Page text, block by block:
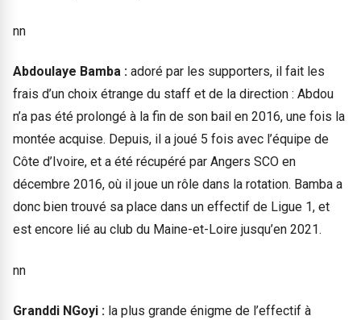
nn
Abdoulaye Bamba : adoré par les supporters, il fait les
frais d’un choix étrange du staff et de la direction : Abdou
n’a pas été prolongé à la fin de son bail en 2016, une fois la
montée acquise. Depuis, il a joué 5 fois avec l’équipe de
Côte d’Ivoire, et a été récupéré par Angers SCO en
décembre 2016, où il joue un rôle dans la rotation. Bamba a
donc bien trouvé sa place dans un effectif de Ligue 1, et
est encore lié au club du Maine-et-Loire jusqu’en 2021.
nn
Granddi NGoyi : la plus grande énigme de l’effectif à